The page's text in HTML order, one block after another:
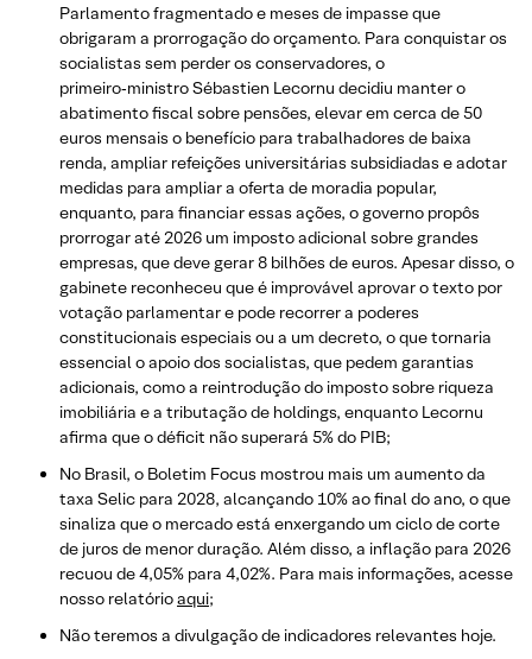
Parlamento fragmentado e meses de impasse que
obrigaram a prorrogação do orçamento. Para conquistar os
socialistas sem perder os conservadores, o
primeiro‑ministro Sébastien Lecornu decidiu manter o
abatimento fiscal sobre pensões, elevar em cerca de 50
euros mensais o benefício para trabalhadores de baixa
renda, ampliar refeições universitárias subsidiadas e adotar
medidas para ampliar a oferta de moradia popular,
enquanto, para financiar essas ações, o governo propôs
prorrogar até 2026 um imposto adicional sobre grandes
empresas, que deve gerar 8 bilhões de euros. Apesar disso, o
gabinete reconheceu que é improvável aprovar o texto por
votação parlamentar e pode recorrer a poderes
constitucionais especiais ou a um decreto, o que tornaria
essencial o apoio dos socialistas, que pedem garantias
adicionais, como a reintrodução do imposto sobre riqueza
imobiliária e a tributação de holdings, enquanto Lecornu
afirma que o déficit não superará 5% do PIB;
No Brasil, o Boletim Focus mostrou mais um aumento da
taxa Selic para 2028, alcançando 10% ao final do ano, o que
sinaliza que o mercado está enxergando um ciclo de corte
de juros de menor duração. Além disso, a inflação para 2026
recuou de 4,05% para 4,02%. Para mais informações, acesse
nosso relatórioaqui;
Não teremos a divulgação de indicadores relevantes hoje.